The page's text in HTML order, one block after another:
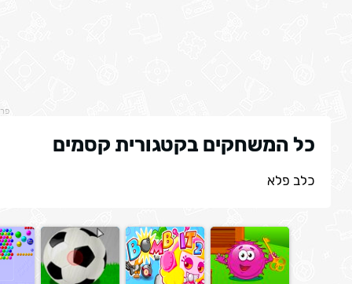
כל המשחקים בקטגורית קסמים
כלב פלא